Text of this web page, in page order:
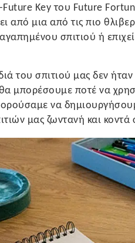
Key του Future
μια από τις πιο
σπιτιού ή
του σπιτιού μας δεν
μπορέσουμε ποτέ να
να
μας ζωντανή και κοντά